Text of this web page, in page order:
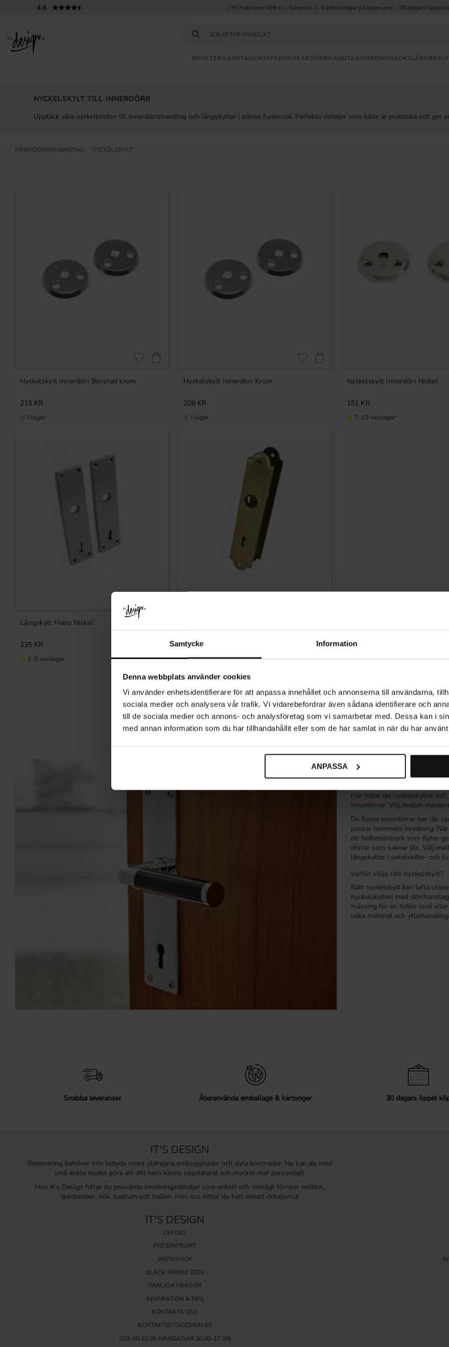
Samtycke Information
Denna webbplats använder cookies
Vi använder enhetsidentifierare för att anpassa innehållet och annonserna till användarna,
sociala medier och analysera vår trafik. Vi vidarebefordrar även sådana identifierare och
till de sociala medier och annons- och analysföretag som vi samarbetar med. Dessa kan i
med annan information som du har tillhandahållit eller som de har samlat in när du har
ANPASSA
4.8 Fri frakt över 499 kr Leverans 1-3 arbetsdagar på lagervaror 30 dagars öppet
NYHETER HANDTAG KNOPPAR KROKAR DÖRRHANDTAG INREDNING KÖKSLÅDOR
INNERDÖRRSHANDTAG NYCKELSKYLT
NYCKELSKYLT TILL INNERDÖRR
Upptäck våra nyckelbrickor till innerdörrshandtag och långskyltar i stilren funkisstil. Perfekta detaljer som både är praktiska och ger
Nyckelskylt Innerdörr Borstad krom
215 KR
Lägg till i favoriter
I lager
Nyckelskylt Innerdörr Krom
208 KR
Lägg till i favoriter
I lager
Nyckelskylt Innerdörr Nickel
151 KR
7-10 vardagar
Långskylt Habo Nickel
235 KR
2-5 vardagar
373KR
2-5 vardagar
Inte vad du letade efter?
Dörrhandtag Svarta dörrhandtag Kökshandtag
Nyckelskylt till
Här hittar du nyckelskyltar
innerdörrar. Välj mellan
De flesta innerdörrar har lås
passar hemmets inredning.
ett helhetsintryck som flyter
dörrar som saknar lås. Välj
långskyltar i sekelskifte- och
Varför välja rätt nyckelskylt?
Rätt nyckelskylt kan lyfta
nyckelskylten med
mässing för en tidlös look
olika material och
Snabba leveranser Återanvända emballage & kartonger 30 dagars öppet
IT'S DESIGN
Renovering behöver inte betyda stora utdragna ombyggnader och dyra kostnader. Nu kan du med
små enkla medel göra att ditt hem känns uppdaterat och mycket mer personligt!
Hos It’s Design hittar du prisvärda inredningsdetaljer som enkelt och smidigt förnyar möbler,
garderober, kök, badrum och hallen. Hos oss hittar du helt enkelt detaljerna!
IT'S DESIGN
OM OSS
PRESENTKORT
INSTASHOP
BLACK FRIDAY 2026
VANLIGA FRÅGOR
INSPIRATION & TIPS
KONTAKTA OSS
KONTAKT@ITSDESIGN.SE
013-10 10 05(VARDAGAR 10.00-17.00)
Design
FRAKT